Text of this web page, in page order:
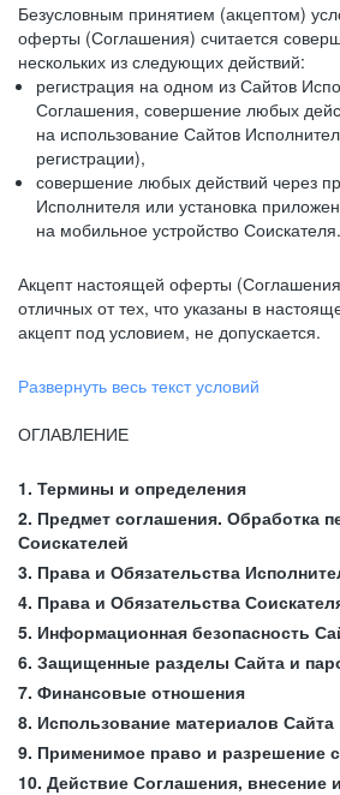
Безусловным принятием (акцептом)
оферты (Соглашения) считается
нескольких из следующих действий:
регистрация на одном из Сайтов
Соглашения, совершение любых
на использование Сайтов
регистрации),
совершение любых действий через
Исполнителя или установка
на мобильное устройство Соискателя.
Акцепт настоящей оферты
отличных от тех, что указаны в
акцепт под условием, не допускается.
Развернуть весь текст условий
ОГЛАВЛЕНИЕ
1. Термины и определения
2. Предмет соглашения. Обработка
Соискателей
3. Права и Обязательства
4. Права и Обязательства
5. Информационная безопасность
6. Защищенные разделы Сайта и
7. Финансовые отношения
8. Использование материалов Сайта
9. Применимое право и разрешение
10. Действие Соглашения, внесение